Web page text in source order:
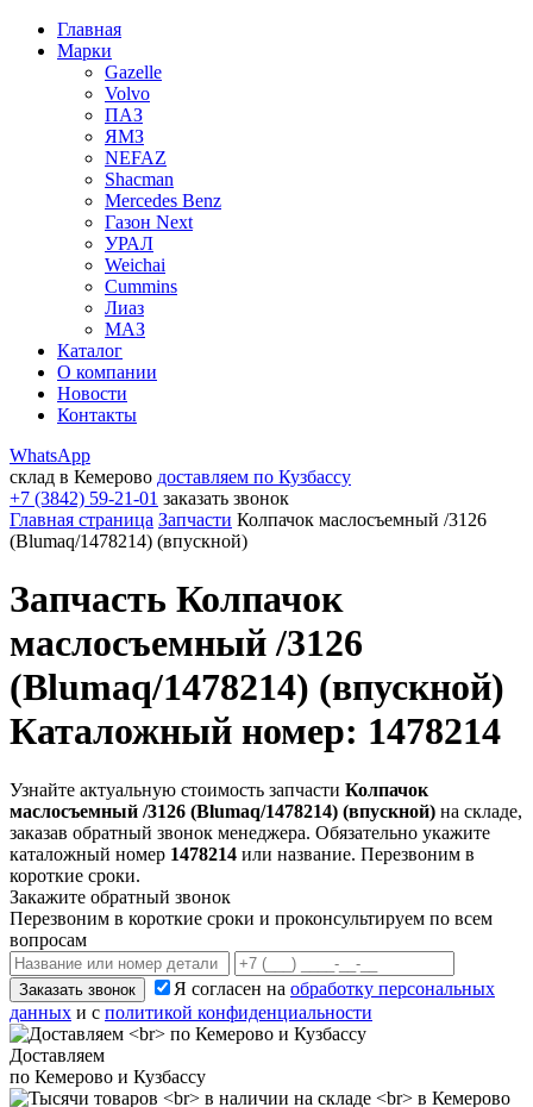
Главная
Марки
Gazelle
Volvo
ПАЗ
ЯМЗ
NEFAZ
Shacman
Mercedes Benz
Газон Next
УРАЛ
Weichai
Cummins
Лиаз
МАЗ
Каталог
О компании
Новости
Контакты
WhatsApp
склад в Кемерово доставляем по Кузбассу
+7 (3842) 59-21-01 заказать звонок
Главная страница Запчасти Колпачок маслосъемный /3126
(Blumaq/1478214) (впускной)
Запчасть Колпачок
маслосъемный /3126
(Blumaq/1478214) (впускной)
Каталожный номер: 1478214
Узнайте актуальную стоимость запчасти Колпачок
маслосъемный /3126 (Blumaq/1478214) (впускной) на складе,
заказав обратный звонок менеджера. Обязательно укажите
каталожный номер 1478214 или название. Перезвоним в
короткие сроки.
Закажите обратный звонок
Перезвоним в короткие сроки и проконсультируем по всем
вопросам
Заказать звонок Я согласен на обработку персональных
данных и с политикой конфиденциальности
Доставляем
по Кемерово и Кузбассу